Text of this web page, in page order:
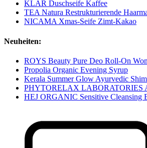
KLAR Duschseife Kaffee
TEA Natura Restrukturierende
NICAMA Xmas-Seife Zimt-Kakao
Neuheiten:
ROYS Beauty Pure Deo Roll-On
Propolia Organic Evening Syrup
Kerala Summer Glow Ayurvedic
PHYTORELAX LABORATORIES
HEJ ORGANIC Sensitive Cleansing